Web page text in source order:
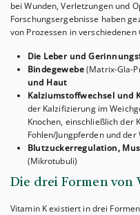
bei Wunden, Verletzungen und
Forschungsergebnisse haben
von Prozessen in
Die Leber und
Bindegewebe(Matrix-Gla-
und Haut
Kalziumstoffwechsel und
der Kalzifizierung im
Knochen, einschließlich der
Fohlen/Jungpferden und der
Blutzuckerregulation,
(Mikrotubuli)
Die drei Formen von
Vitamin K existiert in drei